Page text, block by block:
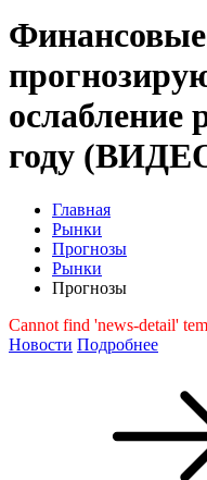
ослабление
году
Главная
Рынки
Прогнозы
Рынки
Прогнозы
Cannot find 'news-detail'
Новости Подробнее